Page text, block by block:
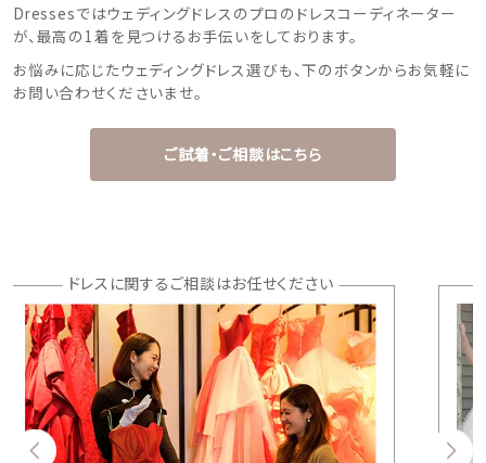
Dressesではウェディングドレスのプロのドレスコーディネーター
が、最高の1着を見つけるお手伝いをしております。
お悩みに応じたウェディングドレス選びも、下のボタンからお気軽に
お問い合わせくださいませ。
ご試着・ご相談はこちら
ドレスに関するご相談はお任せください